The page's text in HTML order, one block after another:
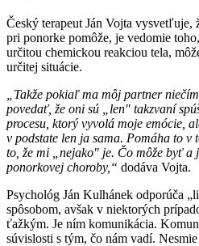
Český terapeut Ján Vojta vysvetľuje,
pri ponorke pomôže, je vedomie
určitou chemickou reakciou tela,
určitej situácie.
„Takže pokiaľ ma môj partner
povedať, že oni sú „len" takzvaní
procesu, ktorý vyvolá moje emócie,
v podstate len ja sama. Pomáha to v
to, že mi „nejako" je. Čo môže byť a
ponorkovej choroby,“ dodáva Vojta.
Psychológ Ján Kulhánek odporúča
spôsobom, avšak v niektorých
ťažkým. Je ním komunikácia.
súvislosti s tým, čo nám vadí.